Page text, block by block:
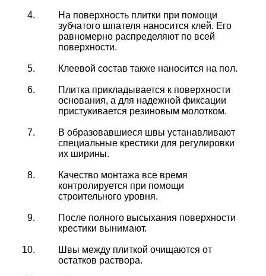
На поверхность плитки при помощи
зубчатого шпателя наносится клей. Его
равномерно распределяют по всей
поверхности.
Клеевой состав также наносится на пол.
Плитка прикладывается к поверхности
основания, а для надежной фиксации
пристукивается резиновым молотком.
В образовавшиеся швы устанавливают
специальные крестики для регулировки
их ширины.
Качество монтажа все время
контролируется при помощи
строительного уровня.
После полного высыхания поверхности
крестики вынимают.
Швы между плиткой очищаются от
остатков раствора.